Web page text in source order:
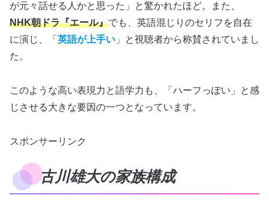
が元々話せる人かと思った」と驚かれたほど。また、
NHK朝ドラ『エール』でも、英語混じりのセリフを自在
に演じ、「 英語が上手い 」と視聴者から称賛されていまし
た。
このような高い表現力と語学力も、「ハーフっぽい」と感
じさせる大きな要因の一つとなっています。
スポンサーリンク
古川雄大の家族構成